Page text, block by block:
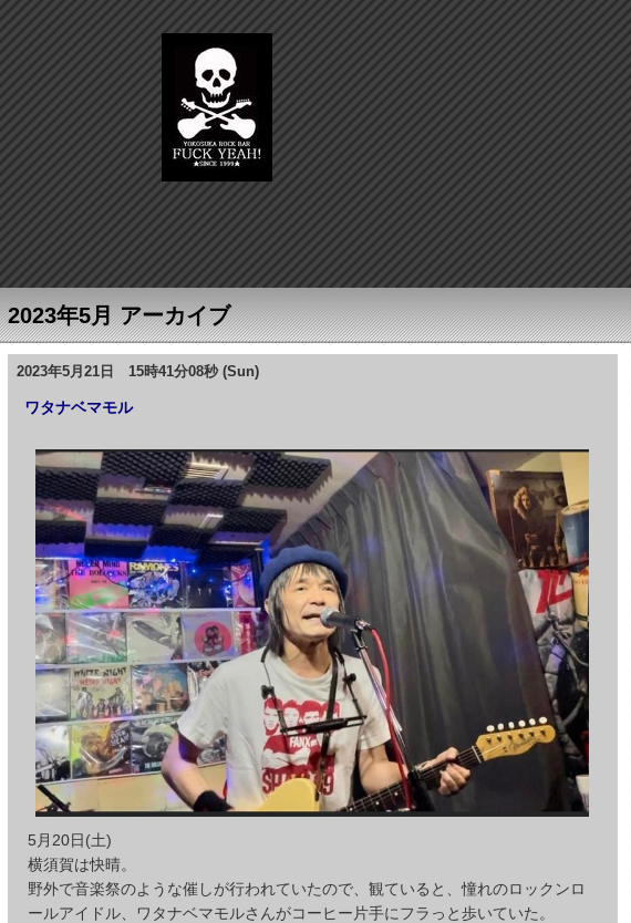
2023年5月 アーカイブ
2023年5月21日 15時41分08秒 (Sun)
ワタナベマモル
5月20日(土)
横須賀は快晴。
野外で音楽祭のような催しが行われていたので、観ていると、憧れのロックンロ
ールアイドル、ワタナベマモルさんがコーヒー片手にフラっと歩いていた。